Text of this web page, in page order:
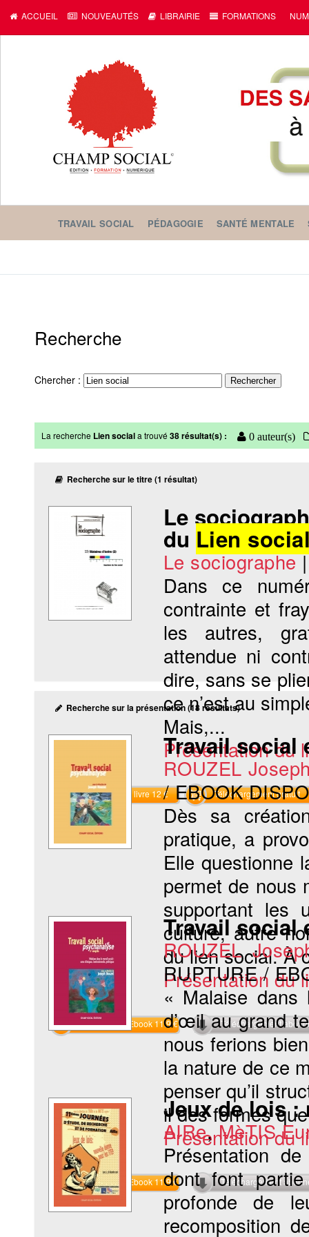
ACCUEIL NOUVEAUTÉS LIBRAIRIE FORMATIONS
TRAVAIL SOCIAL PÉDAGOGIE SANTÉ MENTALE
Recherche
Chercher :
La recherche Lien sociala trouvé38 résultat(s) : 0 auteur(s)
Recherche sur le titre (1 résultat)
Le
du Lien
Le sociographe
Dans ce
contrainte et
les autres,
attendue ni
dire, sans se
ce n’est au
Mais,...
Présentation du
Commander le livre 12 € Téléchargement gratuit
Recherche sur la présentation (18 résultats)
Travail social
ROUZEL
/ EBOOK
Dès sa
pratique, a
Elle questionne
permet de nous
supportant les
culture, autre
du lien social. À
Présentation du
Commander l'Ebook 11.9 € Téléchargement
Travail social
ROUZEL
RUPTURE /
« Malaise
d’œil au grand
nous ferions
la nature de ce
penser qu’il
il des formes
Présentation du
Commander l'Ebook 11.9 € Téléchargement
Jeux de lois :
AIRe,MèTIS
Présentation
dont font
profonde de
recomposition